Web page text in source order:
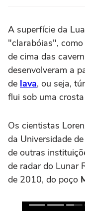
A superfície da
"clarabóias",
de cima das
desenvolveram a
de lava, ou seja,
flui sob uma
Os cientistas
da Universidade
de outras
de radar do Lunar
de 2010, do poço